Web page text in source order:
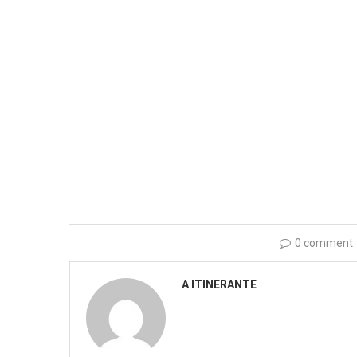
0 comment
A ITINERANTE